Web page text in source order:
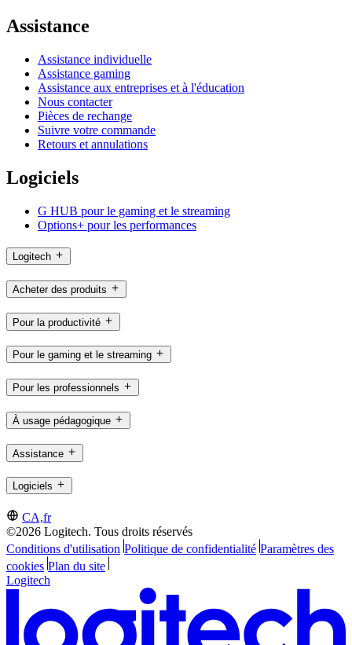
Assistance
Assistance individuelle
Assistance gaming
Assistance aux entreprises et à l'éducation
Nous contacter
Pièces de rechange
Suivre votre commande
Retours et annulations
Logiciels
G HUB pour le gaming et le streaming
Options+ pour les performances
Logitech
Acheter des produits
Pour la productivité
Pour le gaming et le streaming
Pour les professionnels
À usage pédagogique
Assistance
Logiciels
CA,fr
©2026 Logitech. Tous droits réservés
Conditions d'utilisation Politique de confidentialité Paramètres des
cookies Plan du site
Logitech